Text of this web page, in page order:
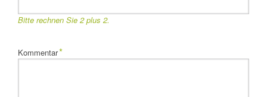
Bitte rechnen Sie 2 plus 2.
Pflichtfeld
Kommentar*